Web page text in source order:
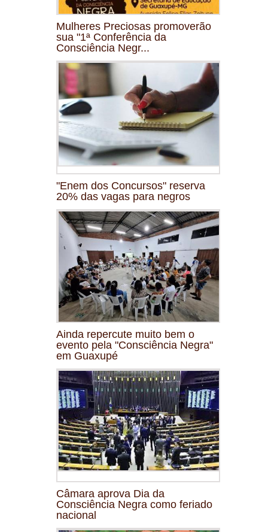
Mulheres Preciosas promoverão
sua "1ª Conferência da
Consciência Negr...
"Enem dos Concursos" reserva
20% das vagas para negros
Ainda repercute muito bem o
evento pela "Consciência Negra"
em Guaxupé
Câmara aprova Dia da
Consciência Negra como feriado
nacional